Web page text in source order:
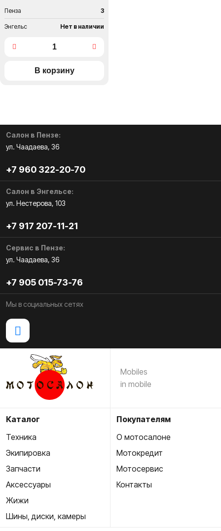
Пенза 3
Энгельс Нет в наличии
Салон в Пензе:
ул. Чаадаева, 36
+7 960 322-20-70
Салон в Энгельсе:
ул. Нестерова, 103
+7 917 207-11-21
Сервис в Пензе:
ул. Чаадаева, 36
+7 905 015-73-76
Мы в социальных сетях
Mobiles
in mobile
Каталог
Техника
Экипировка
Запчасти
Аксессуары
Жижи
Шины, диски, камеры
Покупателям
О мотосалоне
Мотокредит
Мотосервис
Контакты